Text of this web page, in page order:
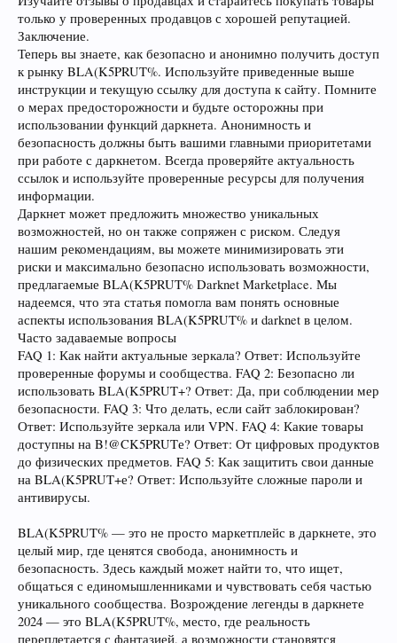
только у проверенных продавцов с хорошей репутацией.
Заключение.
Теперь вы знаете, как безопасно и анонимно получить доступ
к рынку BLA(K5PRUT%. Используйте приведенные выше
инструкции и текущую ссылку для доступа к сайту. Помните
о мерах предосторожности и будьте осторожны при
использовании функций даркнета. Анонимность и
безопасность должны быть вашими главными приоритетами
при работе с даркнетом. Всегда проверяйте актуальность
ссылок и используйте проверенные ресурсы для получения
информации.
Даркнет может предложить множество уникальных
возможностей, но он также сопряжен с риском. Следуя
нашим рекомендациям, вы можете минимизировать эти
риски и максимально безопасно использовать возможности,
предлагаемые BLA(K5PRUT% Darknet Marketplace. Мы
надеемся, что эта статья помогла вам понять основные
аспекты использования BLA(K5PRUT% и darknet в целом.
Часто задаваемые вопросы
FAQ 1: Как найти актуальные зеркала? Ответ: Используйте
проверенные форумы и сообщества. FAQ 2: Безопасно ли
использовать BLA(K5PRUT+? Ответ: Да, при соблюдении мер
безопасности. FAQ 3: Что делать, если сайт заблокирован?
Ответ: Используйте зеркала или VPN. FAQ 4: Какие товары
доступны на B!@CK5PRUTе? Ответ: От цифровых продуктов
до физических предметов. FAQ 5: Как защитить свои данные
на BLA(K5PRUT+е? Ответ: Используйте сложные пароли и
антивирусы.
BLA(K5PRUT% — это не просто маркетплейс в даркнете, это
целый мир, где ценятся свобода, анонимность и
безопасность. Здесь каждый может найти то, что ищет,
общаться с единомышленниками и чувствовать себя частью
уникального сообщества. Возрождение легенды в даркнете
2024 — это BLA(K5PRUT%, место, где реальность
переплетается с фантазией, а возможности становятся